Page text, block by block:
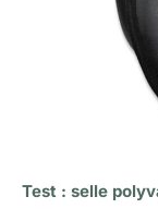
Test : selle